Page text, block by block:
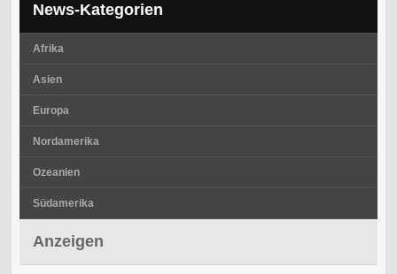
News-Kategorien
Afrika
Asien
Europa
Nordamerika
Ozeanien
Südamerika
Anzeigen